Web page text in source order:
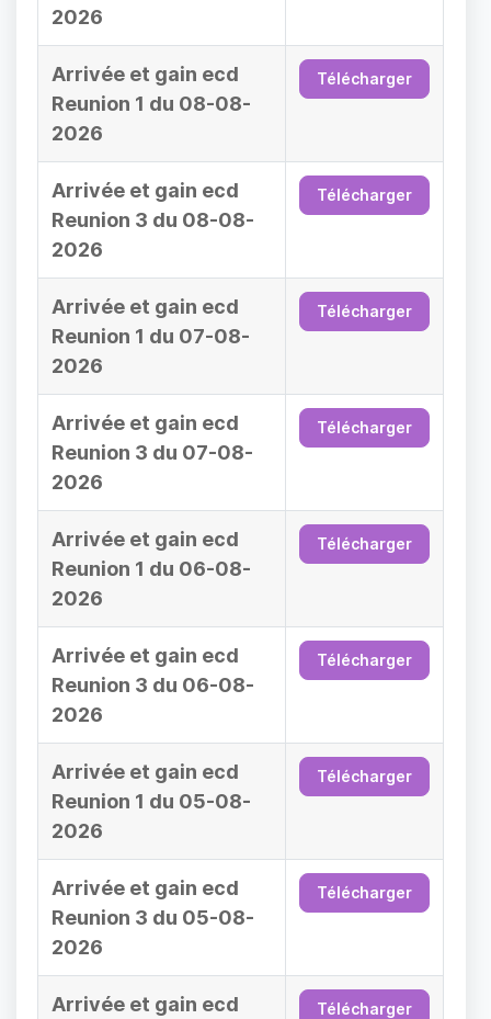
2026
Arrivée et gain ecd
Reunion 1 du 08-08-
2026
Télécharger
Arrivée et gain ecd
Reunion 3 du 08-08-
2026
Télécharger
Arrivée et gain ecd
Reunion 1 du 07-08-
2026
Télécharger
Arrivée et gain ecd
Reunion 3 du 07-08-
2026
Télécharger
Arrivée et gain ecd
Reunion 1 du 06-08-
2026
Télécharger
Arrivée et gain ecd
Reunion 3 du 06-08-
2026
Télécharger
Arrivée et gain ecd
Reunion 1 du 05-08-
2026
Télécharger
Arrivée et gain ecd
Reunion 3 du 05-08-
2026
Télécharger
Arrivée et gain ecd
Télécharger